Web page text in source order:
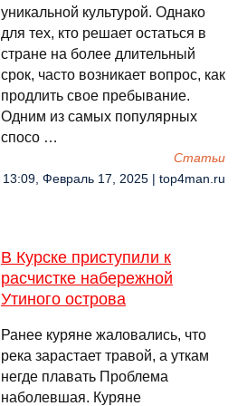
уникальной культурой. Однако
для тех, кто решает остаться в
стране на более длительный
срок, часто возникает вопрос, как
продлить свое пребывание.
Одним из самых популярных
спосо …
Cтатьи
13:09, Февраль 17, 2025 | top4man.ru
В Курске приступили к
расчистке набережной
Утиного острова
Ранее куряне жаловались, что
река зарастает травой, а уткам
негде плавать Проблема
наболевшая. Куряне